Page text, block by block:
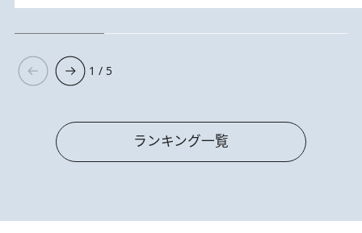
1 / 5
ランキング一覧